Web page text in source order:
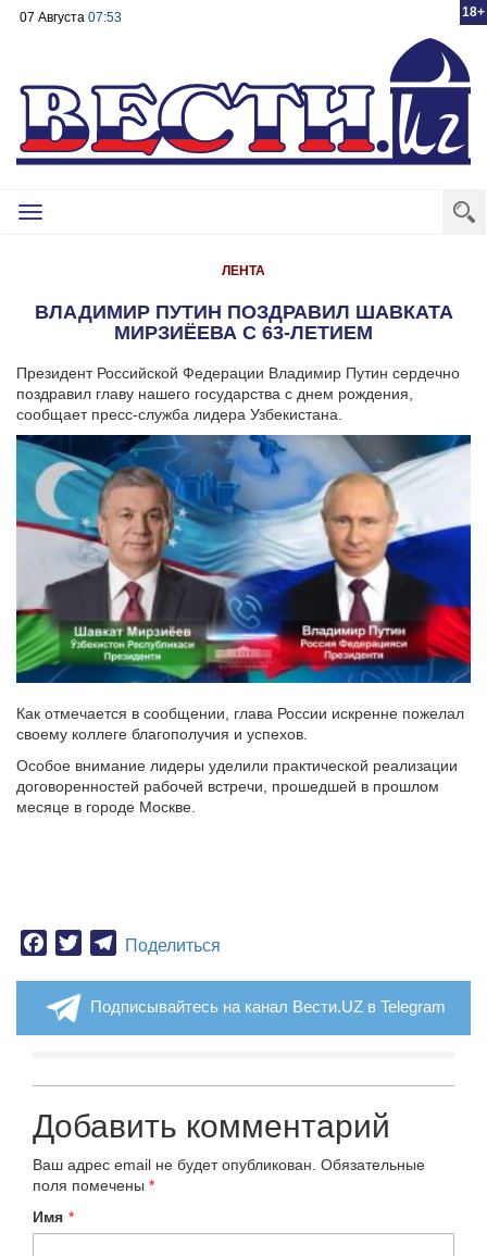
18+
07 Августа 07:53
Toggle
ЛЕНТА
ВЛАДИМИР ПУТИН ПОЗДРАВИЛ ШАВКАТА
МИРЗИЁЕВА С 63-ЛЕТИЕМ
Президент Российской Федерации Владимир Путин сердечно
поздравил главу нашего государства с днем рождения,
сообщает пресс-служба лидера Узбекистана.
Как отмечается в сообщении, глава России искренне пожелал
своему коллеге благополучия и успехов.
Особое внимание лидеры уделили практической реализации
договоренностей рабочей встречи, прошедшей в прошлом
месяце в городе Москве.
Facebook
TwitterTelegram
Поделиться
Подписывайтесь на канал Вести.UZ в Telegram
Добавить комментарий
Ваш адрес email не будет опубликован. Обязательные
поля помечены *
Имя *